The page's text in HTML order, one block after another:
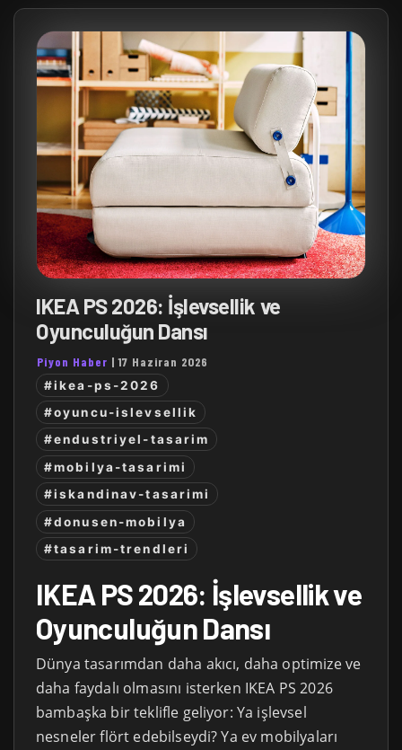
IKEA PS 2026: İşlevsellik ve
Oyunculuğun Dansı
Piyon Haber |17 Haziran 2026
#ikea-ps-2026
#oyuncu-islevsellik
#endustriyel-tasarim
#mobilya-tasarimi
#iskandinav-tasarimi
#donusen-mobilya
#tasarim-trendleri
IKEA PS 2026: İşlevsellik ve
Oyunculuğun Dansı
Dünya tasarımdan daha akıcı, daha optimize ve
daha faydalı olmasını isterken IKEA PS 2026
bambaşka bir teklifle geliyor: Ya işlevsel
nesneler flört edebilseydi? Ya ev mobilyaları